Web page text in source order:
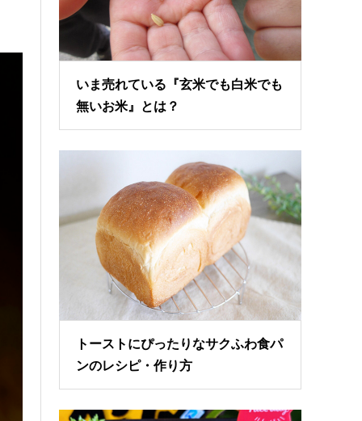
いま売れている『玄米でも白米でも
無いお米』とは？
トーストにぴったりなサクふわ食パ
ンのレシピ・作り方